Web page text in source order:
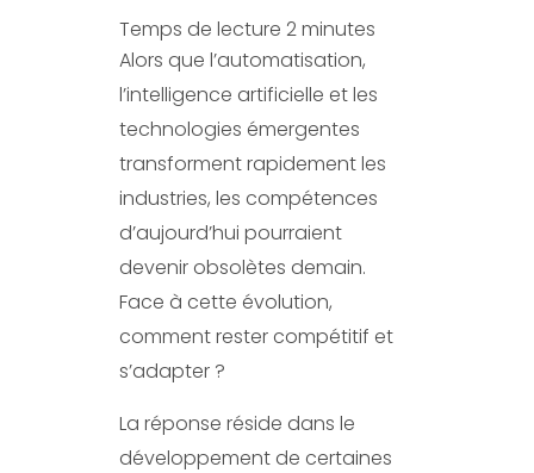
Temps de lecture 2minutes
Alors que l’automatisation,
l’intelligence artificielle et les
technologies émergentes
transforment rapidement les
industries, les compétences
d’aujourd’hui pourraient
devenir obsolètes demain.
Face à cette évolution,
comment rester compétitif et
s’adapter ?
La réponse réside dans le
développement de certaines